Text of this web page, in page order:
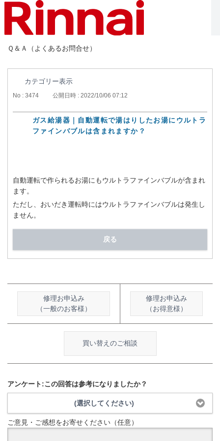
Ｑ＆Ａ（よくあるお問合せ）
カテゴリー表示
No : 3474 公開日時 : 2022/10/06 07:12
ガス給湯器｜自動運転で湯はりしたお湯にウルトラ
ファインバブルは含まれますか？
自動運転で作られるお湯にもウルトラファインバブルが含まれ
ます。
ただし、おいだき運転時にはウルトラファインバブルは発生し
ません。
戻る
修理お申込み
（一般のお客様）
修理お申込み
（お得意様）
買い替えのご相談
アンケート:この回答は参考になりましたか？
(選択してください)
ご意見・ご感想をお寄せください（任意）